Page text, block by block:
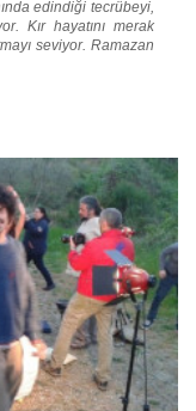
edindiği tecrübeyi,
Kır hayatını merak
seviyor. Ramazan